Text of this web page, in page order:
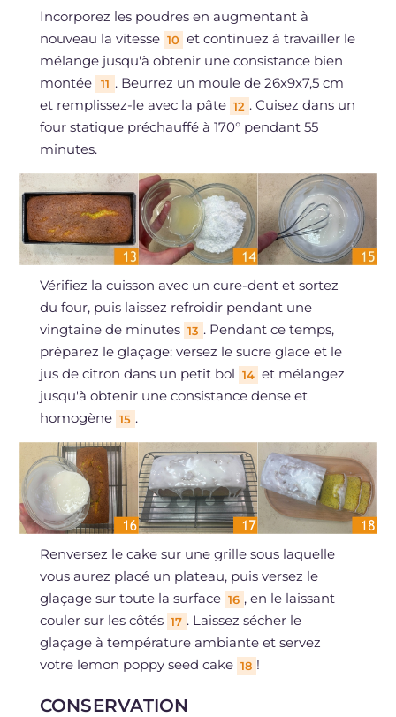
Incorporez les poudres en augmentant à
nouveau la vitesse 10 et continuez à travailler le
mélange jusqu'à obtenir une consistance bien
montée
11 . Beurrez un moule de 26x9x7,5 cm
et remplissez-le avec la pâte 12 . Cuisez dans un
four statique préchauffé à 170° pendant 55
minutes.
Vérifiez la cuisson avec un cure-dent et sortez
du four, puis laissez refroidir pendant une
vingtaine de minutes 13 . Pendant ce temps,
préparez le glaçage: versez le sucre glace et le
jus de citron dans un petit bol 14 et mélangez
jusqu'à obtenir une consistance dense et
homogène 15 .
Renversez le cake sur une grille sous laquelle
vous aurez placé un plateau, puis versez le
glaçage sur toute la surface 16 , en le laissant
couler sur les côtés 17 . Laissez sécher le
glaçage à température ambiante et servez
votre lemon poppy seed cake 18 !
CONSERVATION